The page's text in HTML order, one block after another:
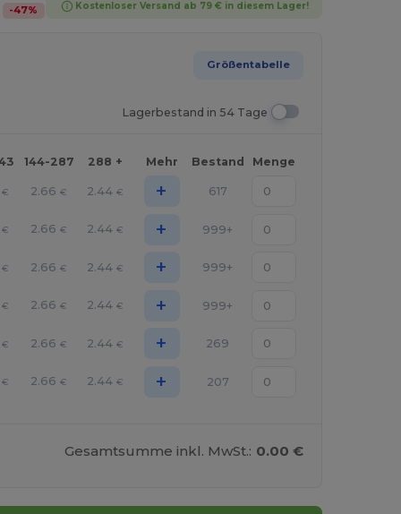
-47% Kostenloser Versand ab 79 € in diesem Lager!
Größentabelle
Lagerbestand in 54 Tage
144-287 288 + Mehr Bestand Menge
€ 2.66 € 2.44 € + 617
€ 2.66 € 2.44 € + 999+
€ 2.66 € 2.44 € + 999+
€ 2.66 € 2.44 € + 999+
€ 2.66 € 2.44 € + 269
€ 2.66 € 2.44 € + 207
Gesamtsumme inkl. MwSt.: 0.00 €